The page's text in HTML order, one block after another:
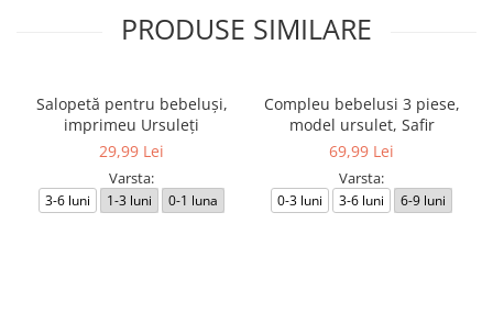
PRODUSE SIMILARE
Salopetă pentru bebeluși,
imprimeu Ursuleți
29,99 Lei
Varsta:
3-6 luni 1-3 luni 0-1 luna
Compleu bebelusi 3 piese,
model ursulet, Safir
69,99 Lei
Varsta:
0-3 luni 3-6 luni 6-9 luni